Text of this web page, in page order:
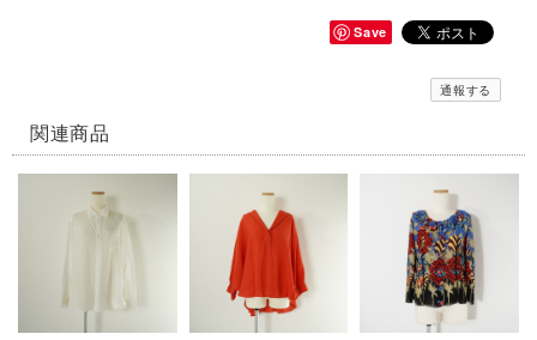
Save
通報する
関連商品